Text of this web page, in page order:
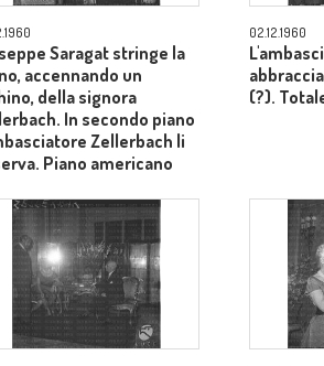
Saragat stringe la
accennando un
della signora
In secondo piano
Zellerbach li
Piano americano
02.12.1960
(?).